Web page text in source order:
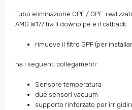
Tubo eliminazione GPF / OPF
AMG W177 tra il downpipe e il catback.
rimuove il filtro GPF (per
ha i seguenti collegamenti:
Sensore temperatura
due sensori vacuum
supporto rinforzato per